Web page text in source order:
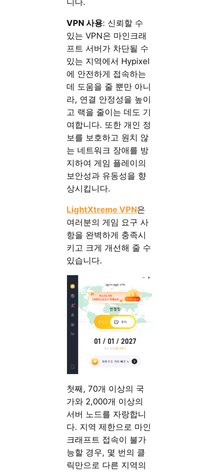
니다.
VPN 사용: 신뢰할 수
있는 VPN은 마인크래
프트 서버가 차단될 수
있는 지역에서 Hypixel
에 안전하게 접속하는
데 도움을 줄 뿐만 아니
라, 연결 안정성을 높이
고 랙을 줄이는 데도 기
여합니다. 또한 개인 정
보를 보호하고 원치 않
는 네트워크 장애를 방
지하여 게임 플레이의
보안성과 유동성을 향
상시킵니다.
LightXtreme VPN은
여러분의 게임 요구 사
항을 완벽하게 충족시
키고 크게 개선해 줄 수
있습니다.
첫째, 70개 이상의 국
가와 2,000개 이상의
서버 노드를 자랑합니
다. 지역 제한으로 마인
크래프트 접속이 불가
능할 경우, 몇 번의 클
릭만으로 다른 지역의